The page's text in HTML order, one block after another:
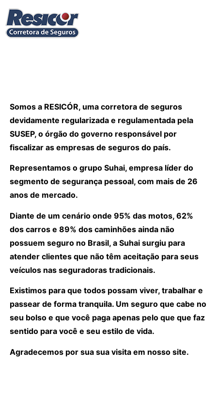
Somos a RESICÓR, uma corretora de seguros
devidamente regularizada e regulamentada pela
SUSEP, o órgão do governo responsável por
fiscalizar as empresas de seguros do país.
Representamos o grupo Suhai, empresa líder do
segmento de segurança pessoal, com mais de 26
anos de mercado.
Diante de um cenário onde 95% das motos, 62%
dos carros e 89% dos caminhões ainda não
possuem seguro no Brasil, a Suhai surgiu para
atender clientes que não têm aceitação para seus
veículos nas seguradoras tradicionais.
Existimos para que todos possam viver, trabalhar e
passear de forma tranquila. Um seguro que cabe no
seu bolso e que você paga apenas pelo que que faz
sentido para você e seu estilo de vida.
Agradecemos por sua sua visita em nosso site.